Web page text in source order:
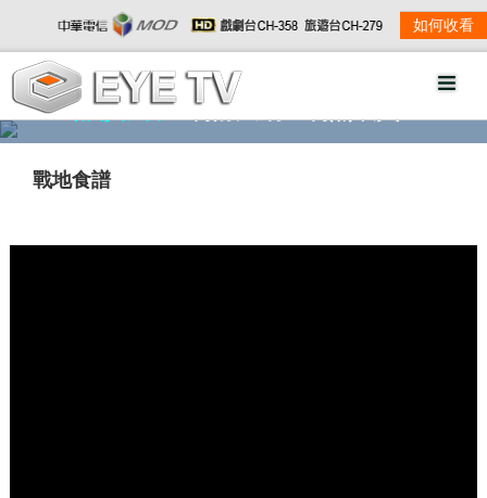
如何收看
精彩影音 劇情大綱
戰地食譜